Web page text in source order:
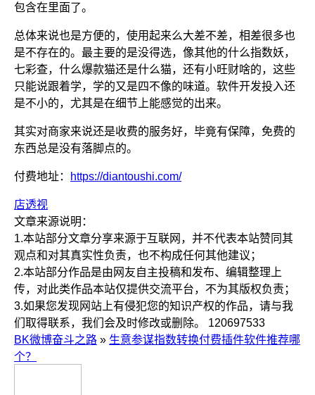
包含在里面了。
总体来说也是方便的，使用起来么大差不差，相差很多也
是不存在的。最主要的是没得选，像其他的什么指数妖，
七彩查，什么爆款猫还是什么猫，还有小旺财啥的，这些
只能说跟着学，学的又是四不像的味道。软件开发投入还
是不小的，尤其是在细节上能感觉的出来。
其实对商家来说还是收费的服务好，毕竟有保障，免费的
东西总是没有落脚点的。
付费地址： https://diantoushi.com/
店透视
文章来源说明：
1.本站部分文章分享来源于互联网，并不代表本站赞同其
观点和对其真实性负责，也不构成任何其他建议；
2.本站部分作品是由网友自主投稿和发布、编辑整理上
传，对此类作品本站仅提供交流平台，不为其版权负责；
3.如果您发现网站上有侵犯您的知识产权的作品，请与我
们取得联系，我们会及时修改或删除。
120697533
BK微博奋斗之路 » 生意参谋指数转换付费插件软件推荐哪
个？